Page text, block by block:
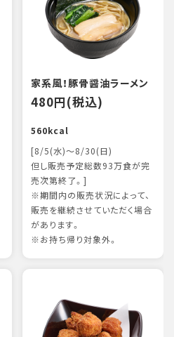
家系風！豚骨醤油ラーメン
480円(税込)
560kcal
[8/5(水)～8/30(日)
但し販売予定総数93万食が完
売次第終了。]
※期間内の販売状況によって、
販売を継続させていただく場合
があります。
※お持ち帰り対象外。